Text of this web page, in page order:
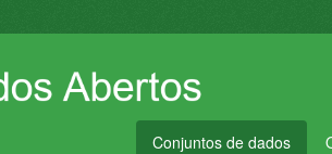
Conjuntos de dados